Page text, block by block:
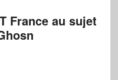
France au sujet